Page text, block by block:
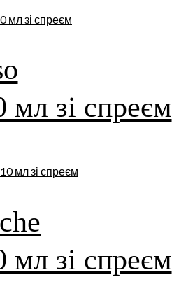
мл зі спреєм
мл зі спреєм